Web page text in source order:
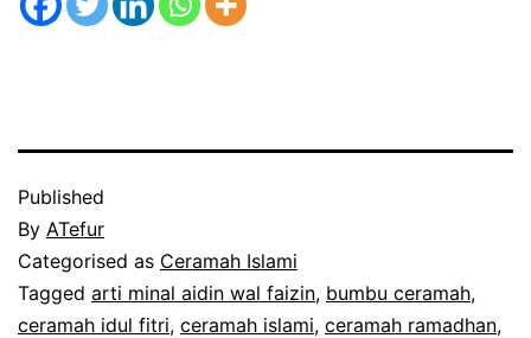
Published
By ATefur
Categorised as Ceramah Islami
Tagged arti minal aidin wal faizin, bumbu ceramah,
ceramah idul fitri, ceramah islami, ceramah ramadhan,